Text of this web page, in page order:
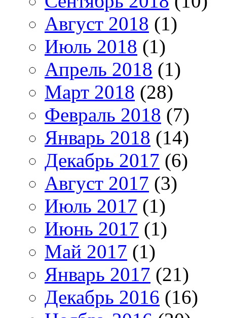
Август 2018 (1)
Июль 2018 (1)
Апрель 2018 (1)
Март 2018 (28)
Февраль 2018 (7)
Январь 2018 (14)
Декабрь 2017 (6)
Август 2017 (3)
Июль 2017 (1)
Июнь 2017 (1)
Май 2017 (1)
Январь 2017 (21)
Декабрь 2016 (16)